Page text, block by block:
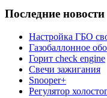
Последние новости
Настройка ГБО
Газобаллонное
Горит check engine
Свечи зажигания
Snooper+
Регулятор